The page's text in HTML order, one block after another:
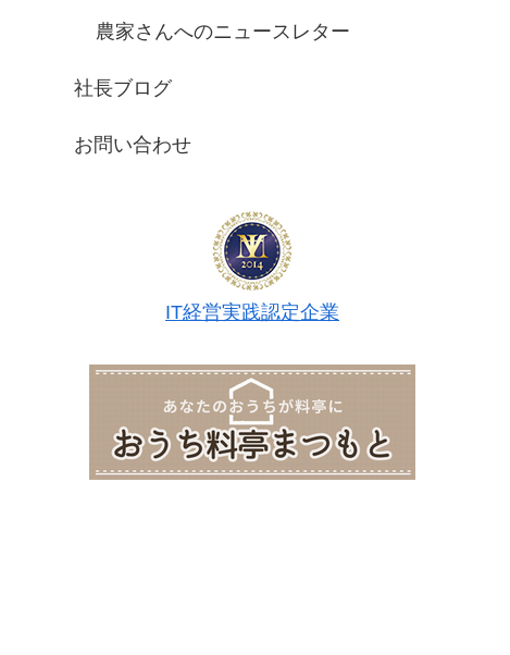
農家さんへのニュースレター
社長ブログ
お問い合わせ
IT経営実践認定企業